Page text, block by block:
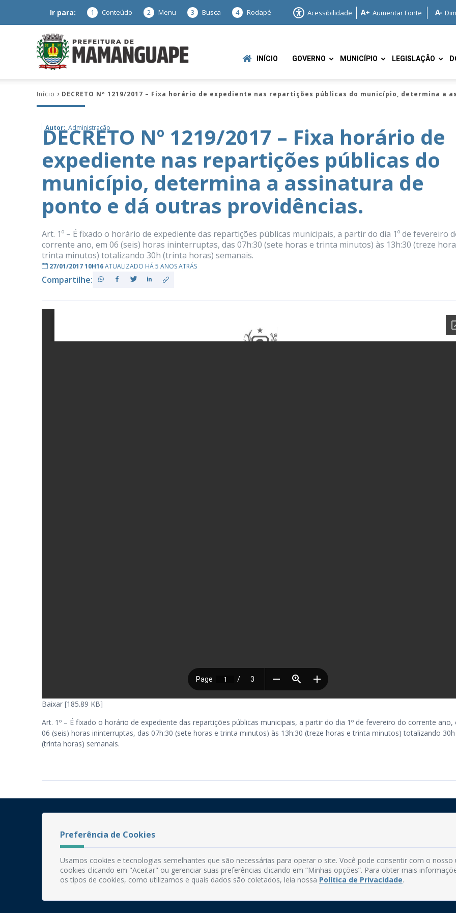
Ir para: 1 Conteúdo 2 Menu 3 Busca 4 Rodapé Acessibilidade Aumentar Fonte
Mamanguape
–
PB
INÍCIO GOVERNO MUNICÍPIO LEGISLAÇÃO
Início DECRETO Nº 1219/2017 – Fixa horário de expediente nas repartições públicas do município, determina
Autor: Administração
DECRETO Nº 1219/2017 – Fixa horário de
expediente nas repartições públicas do
município, determina a assinatura de
ponto e dá outras providências.
Art. 1º – É fixado o horário de expediente das repartições públicas municipais, a partir do dia 1º de fevereiro
corrente ano, em 06 (seis) horas ininterruptas, das 07h:30 (sete horas e trinta minutos) às 13h:30 (treze
trinta minutos) totalizando 30h (trinta horas) semanais.
27/01/2017 10H16ATUALIZADO HÁ 5 ANOS ATRÁS
Compartilhe:
Baixar [185.89 KB]
Art. 1º – É fixado o horário de expediente das repartições públicas municipais, a partir do dia 1º de fevereiro do corrente ano,
06 (seis) horas ininterruptas, das 07h:30 (sete horas e trinta minutos) às 13h:30 (treze horas e trinta minutos) totalizando 30h
(trinta horas) semanais.
Fone: (83) 3292-2246
Email: comunicacao@mamanguape.pb.gov.br
Expediente: Segunda à Sexta, das 08h às 13h
Preferência de Cookies
Usamos cookies e tecnologias semelhantes que são necessárias para operar o site. Você pode consentir com o nosso
cookies clicando em "Aceitar" ou gerenciar suas preferências clicando em “Minhas opções”. Para obter mais
os tipos de cookies, como utilizamos e quais dados são coletados, leia nossa Política de Privacidade.